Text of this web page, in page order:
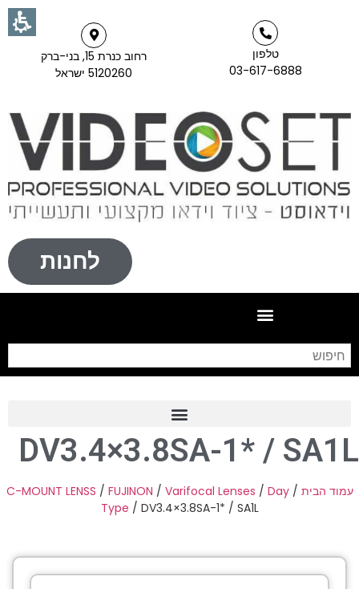
טלפון
03-617-6888
רחוב כנרת 15, בני-ברק
5120260 ישראל
לחנות
Frame Grabber
Industrial Camera
Professional Monitors
C-Mount Lenss
DV3.4×3.8SA-1* / SA1L
עמוד הבית /
C-MOUNT LENSS / FUJINON / Varifocal Lenses / Day
Type / DV3.4×3.8SA-1* / SA1L